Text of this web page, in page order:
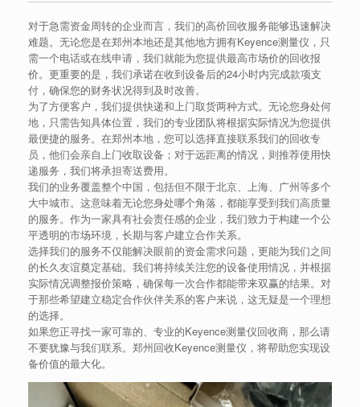
对于急需资金周转的企业而言，我们的高价回收服务能够迅速解决
难题。无论您是在郑州本地还是其他地方拥有Keyence测量仪，只
需一个电话或在线申请，我们就能为您提供最高市场价的回收报
价。更重要的是，我们承诺在收到设备后的24小时内完成款项支
付，确保您的财务状况得到及时改善。
为了方便客户，我们提供快递和上门取货两种方式。无论您身处何
地，只需告知具体位置，我们的专业团队将根据实际情况为您提供
最便捷的服务。在郑州本地，您可以选择直接联系我们的回收专
员，他们会亲自上门收取设备；对于远距离的情况，则推荐使用快
递服务，我们将承担寄送费用。
我们的业务覆盖整个中国，包括但不限于北京、上海、广州等多个
大中城市。这意味着无论您身处哪个角落，都能享受到我们高质量
的服务。作为一家具有社会责任感的企业，我们致力于构建一个公
平透明的市场环境，长期与客户建立合作关系。
选择我们的服务不仅能解决眼前的资金需求问题，更能为我们之间
的长久友谊奠定基础。我们将持续关注您的设备使用情况，并根据
实际情况调整报价策略，确保每一次合作都能带来双赢的结果。对
于那些希望建立稳定合作伙伴关系的客户来说，这无疑是一个理想
的选择。
如果您正寻找一家可靠的、专业的Keyence测量仪回收商，那么请
不要犹豫与我们联系。郑州回收Keyence测量仪，将帮助您实现设
备价值的最大化。